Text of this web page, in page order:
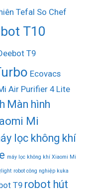
Tefal So Chef
T10
T9
Ecovacs
Air Purifier 4 Lite
Màn hình
Mi
lọc không khí
máy lọc không khí Xiaomi Mi
robot công nghiệp kuka
T9 robot hút